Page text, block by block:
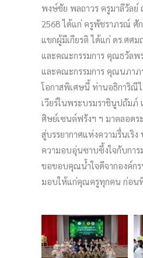
พงษ์ชัย พลถาวร ครูมาลีวัล
2568 ได้แก่ ครูพัชราภรณ์ ศั
แขกผู้มีเกียรติ ได้แก่ ดร.ศศ
และคณะกรรมการ คุณธวัลพ
และคณะกรรมการ คุณนภาภ
โอกาสพิเศษนี้ ท่านอธิการิ
เวียร์ในพระบรมราชินูปถัมภ์
ศิษย์เซนต์ฟรังฯ ฯ มาตลอดร
สู่บรรยากาศแห่งความรื่นเริ
ความอบอุ่นซาบซึ้งใจกับกา
ขอขอบคุณน้ำใจดีจากองค์ก
มอบให้แก่คุณครูทุกคน ก่อน